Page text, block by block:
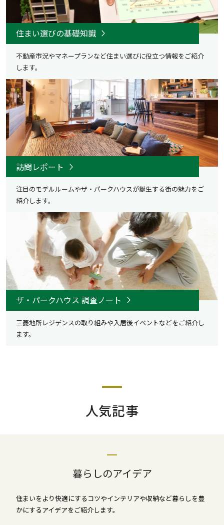
住まい選びの基礎知識
不動産市況やマネープランなど住まい選びに役立つ情報をご紹介
します。
訪問レポート
注目のモデルルームやザ・パークハウスが誕生する街の魅力をご
紹介します。
ザ・パークハウス 調査ノート
三菱地所レジデンスの取り組みや入居後イベントなどをご紹介し
ます。
人気記事
暮らしのアイデア
住まいをより快適にするコツやインテリアや収納など暮らしを豊
かにするアイデアをご紹介します。